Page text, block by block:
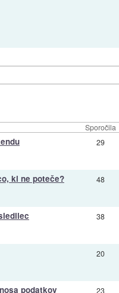
Sporočila
29
ki ne poteče? 48
38
20
podatkov 23